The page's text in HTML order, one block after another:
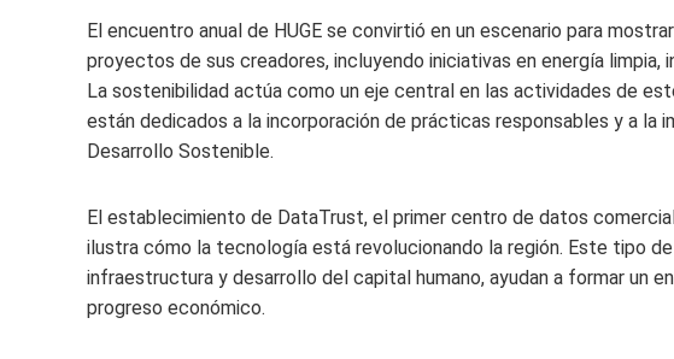
El encuentro anual de HUGE se convirtió en un escenario para
proyectos de sus creadores, incluyendo iniciativas en energía
La sostenibilidad actúa como un eje central en las actividades de
están dedicados a la incorporación de prácticas responsables y a la
Desarrollo Sostenible.
El establecimiento de DataTrust, el primer centro de datos
ilustra cómo la tecnología está revolucionando la región. Este tipo
infraestructura y desarrollo del capital humano, ayudan a formar un
progreso económico.